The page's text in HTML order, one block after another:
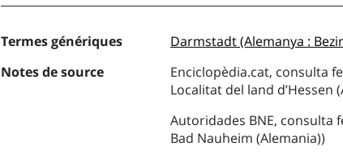
Termes génériques
Darmstadt (Alemanya :
Notes de source
Enciclopèdia.cat, consulta
Localitat del land d’Hessen
Autoridades BNE, consulta
Bad Nauheim (Alemania))